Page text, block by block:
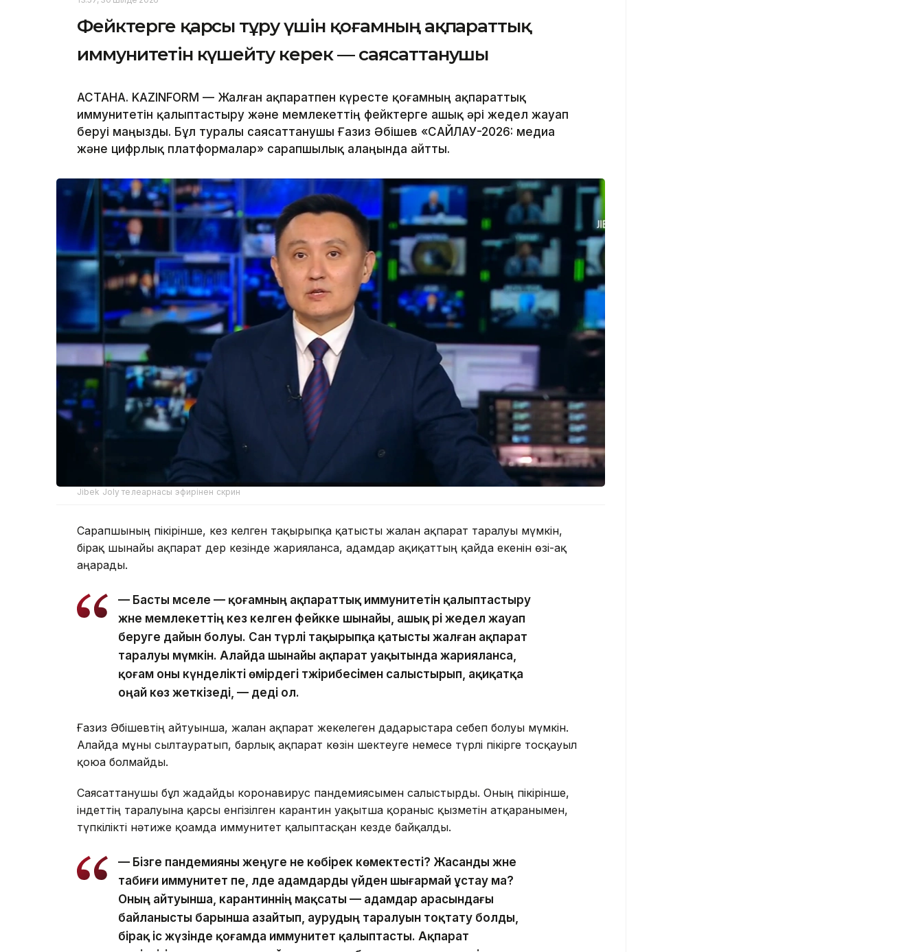
Фейктерге қарсы тұру үшін қоғамның ақпараттық
иммунитетін күшейту керек — саясаттанушы
АСТАНА. KAZINFORM — Жалған ақпаратпен күресте қоғамның ақпараттық
иммунитетін қалыптастыру және мемлекеттің фейктерге ашық әрі жедел жауап
беруі маңызды. Бұл туралы саясаттанушы Ғазиз Әбішев «САЙЛАУ-2026: медиа
және цифрлық платформалар» сарапшылық алаңында айтты.
Jibek Joly телеарнасы эфирінен скрин
Сарапшының пікірінше, кез келген тақырыпқа қатысты жалған ақпарат таралуы мүмкін,
бірақ шынайы ақпарат дер кезінде жарияланса, адамдар ақиқаттың қайда екенін өзі-ақ
аңғарады.
— Басты мәселе — қоғамның ақпараттық иммунитетін қалыптастыру
және мемлекеттің кез келген фейкке шынайы, ашық әрі жедел жауап
беруге дайын болуы. Сан түрлі тақырыпқа қатысты жалған ақпарат
таралуы мүмкін. Алайда шынайы ақпарат уақытында жарияланса,
қоғам оны күнделікті өмірдегі тәжірибесімен салыстырып, ақиқатқа
оңай көз жеткізеді, — деді ол.
Ғазиз Әбішевтің айтуынша, жалған ақпарат жекелеген дағдарыстарға себеп болуы мүмкін.
Алайда мұны сылтауратып, барлық ақпарат көзін шектеуге немесе түрлі пікірге тосқауыл
қоюға болмайды.
Саясаттанушы бұл жағдайды коронавирус пандемиясымен салыстырды. Оның пікірінше,
індеттің таралуына қарсы енгізілген карантин уақытша қорғаныс қызметін атқарғанымен,
түпкілікті нәтиже қоғамда иммунитет қалыптасқан кезде байқалды.
— Бізге пандемияны жеңуге не көбірек көмектесті? Жасанды және
табиғи иммунитет пе, әлде адамдарды үйден шығармай ұстау ма?
Оның айтуынша, карантиннің мақсаты — адамдар арасындағы
байланысты барынша азайтып, аурудың таралуын тоқтату болды,
бірақ іс жүзінде қоғамда иммунитет қалыптасты. Ақпарат